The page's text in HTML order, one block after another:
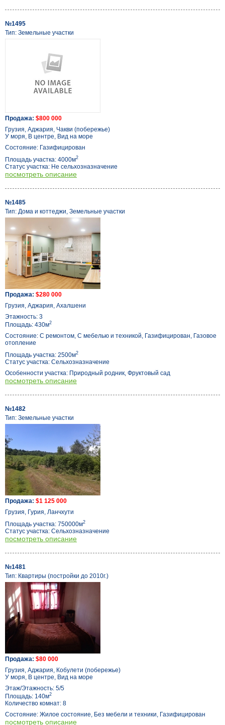
№1495
Тип: Земельные участки
Продажа: $800 000
Грузия, Аджария, Чакви (побережье)
У моря, В центре, Вид на море
Состояние: Газифицирован
Площадь участка: 4000м2
Статус участка: Не сельхозназначение
посмотреть описание
№1485
Тип: Дома и коттеджи, Земельные участки
Продажа: $280 000
Грузия, Аджария, Ахалшени
Этажность: 3
Площадь: 430м2
Состояние: С ремонтом, С мебелью и техникой, Газифицирован, Газовое
отопление
Площадь участка: 2500м2
Статус участка: Сельхозназначение
Особенности участка: Природный родник, Фруктовый сад
посмотреть описание
№1482
Тип: Земельные участки
Продажа: $1 125 000
Грузия, Гурия, Ланчхути
Площадь участка: 750000м2
Статус участка: Сельхозназначение
посмотреть описание
№1481
Тип: Квартиры (постройки до 2010г.)
Продажа: $80 000
Грузия, Аджария, Кобулети (побережье)
У моря, В центре, Вид на море
Этаж/Этажность: 5/5
Площадь: 140м2
Количество комнат: 8
Состояние: Жилое состояние, Без мебели и техники, Газифицирован
посмотреть описание